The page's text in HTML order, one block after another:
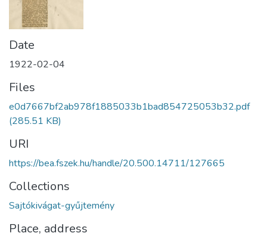
Date
1922-02-04
Files
e0d7667bf2ab978f1885033b1bad854725053b32.pdf
(285.51 KB)
URI
https://bea.fszek.hu/handle/20.500.14711/127665
Collections
Sajtókivágat-gyűjtemény
Place, address